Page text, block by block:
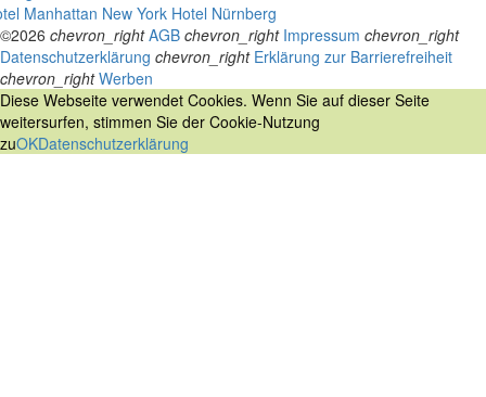
Manhattan New York Hotel Nürnberg
©2026 chevron_right AGB chevron_right Impressum chevron_right
Datenschutzerklärung chevron_right Erklärung zur Barrierefreiheit
chevron_right Werben
Diese Webseite verwendet Cookies. Wenn Sie auf dieser Seite
weitersurfen, stimmen Sie der Cookie-Nutzung
zuOKDatenschutzerklärung